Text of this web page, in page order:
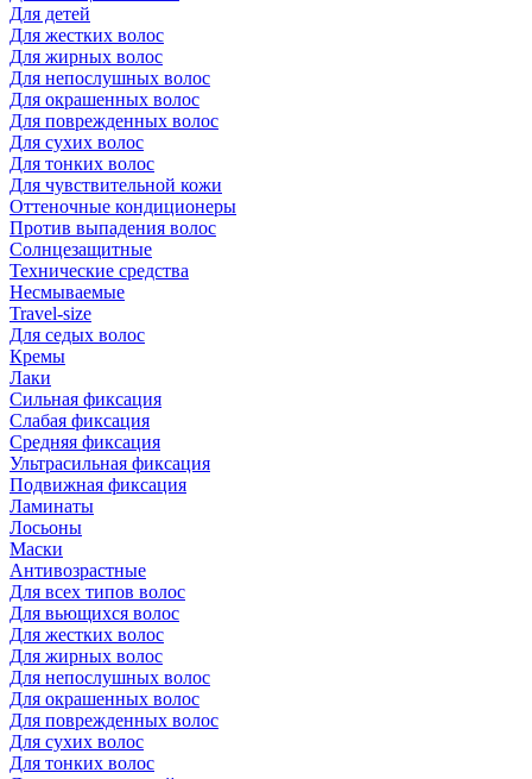
Для детей
Для жестких волос
Для жирных волос
Для непослушных волос
Для окрашенных волос
Для поврежденных волос
Для сухих волос
Для тонких волос
Для чувствительной кожи
Оттеночные кондиционеры
Против выпадения волос
Солнцезащитные
Технические средства
Несмываемые
Travel-size
Для седых волос
Кремы
Лаки
Сильная фиксация
Слабая фиксация
Средняя фиксация
Ультрасильная фиксация
Подвижная фиксация
Ламинаты
Лосьоны
Маски
Антивозрастные
Для всех типов волос
Для вьющихся волос
Для жестких волос
Для жирных волос
Для непослушных волос
Для окрашенных волос
Для поврежденных волос
Для сухих волос
Для тонких волос